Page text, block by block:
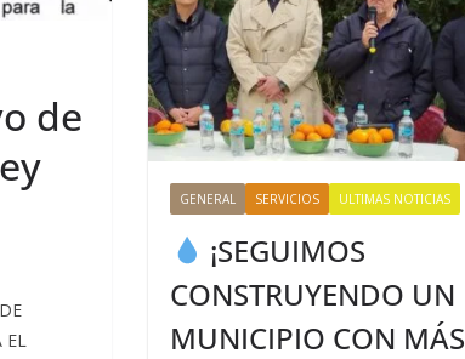
de
EL
GENERAL SERVICIOS ULTIMAS NOTICIAS
¡SEGUIMOS
CONSTRUYENDO UN
MUNICIPIO CON MÁS